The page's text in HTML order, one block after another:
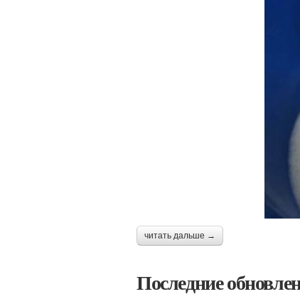
читать дальше →
Последние